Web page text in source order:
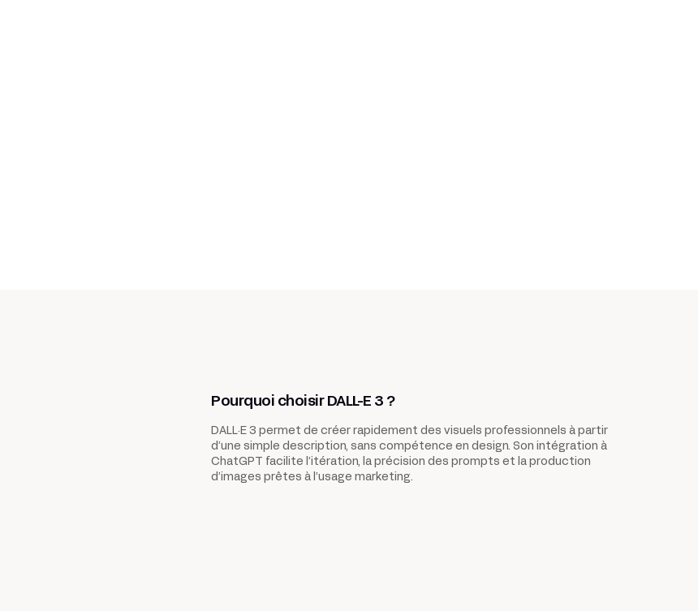
Pourquoi choisir DALL-E 3 ?
DALL·E 3 permet de créer rapidement des visuels professionnels à partir
d’une simple description, sans compétence en design. Son intégration à
ChatGPT facilite l’itération, la précision des prompts et la production
d’images prêtes à l’usage marketing.